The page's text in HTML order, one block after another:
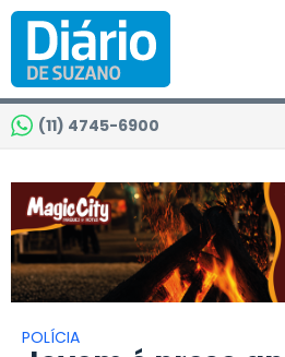
(11) 4745-6900
POLÍCIA